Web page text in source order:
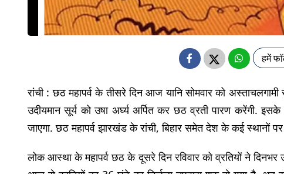
हमें
रांची : छठ महापर्व के तीसरे दिन आज यानि सोमवार को अस्ताचलगामी
उदीयमान सूर्य को उषा अर्घ्य अर्पित कर छठ व्रती पारण करेंगी.
जाएगा. छठ महापर्व झारखंड के रांची, बिहार समेत देश के कई स्थानों
लोक आस्था के महापर्व छठ के दूसरे दिन रविवार को व्रतियों ने